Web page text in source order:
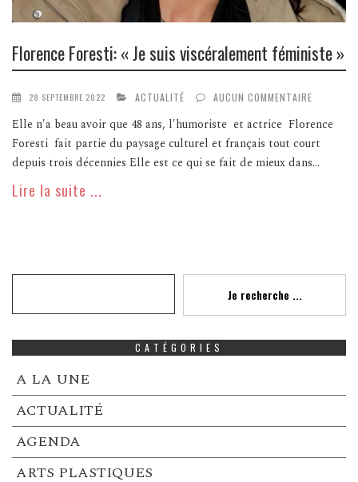
Florence Foresti: « Je suis viscéralement féministe »
28 SEPTEMBRE 2022 ACTUALITÉ AUCUN COMMENTAIRE
Elle n'a beau avoir que 48 ans, l'humoriste et actrice Florence
Foresti fait partie du paysage culturel et français tout court
depuis trois décennies Elle est ce qui se fait de mieux dans...
Lire la suite ...
Je recherche ...
CATÉGORIES
A LA UNE
ACTUALITÉ
AGENDA
ARTS PLASTIQUES